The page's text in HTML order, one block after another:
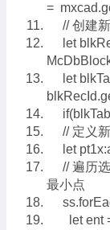
=
// 创建新
let
let
// 定义新
let
// 遍历选
最小点
let ent =